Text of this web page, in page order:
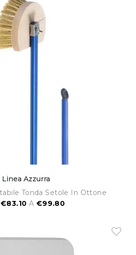
Linea Azzurra
Tonda Setole In Ottone
€83.10 A €99.80